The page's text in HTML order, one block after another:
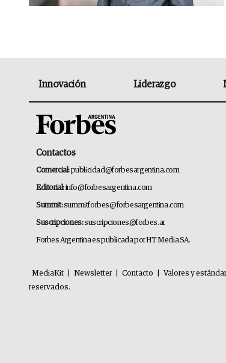
Innovación Liderazgo
Contactos
Comercial:publicidad@forbesargentina.com
Editorial:info@forbesargentina.com
Summit:summitforbes@forbesargentina.com
Suscripciones:suscripciones@forbes.ar
Forbes Argentina es publicada por HT Media SA.
MediaKit Newsletter Contacto Valores y
reservados.